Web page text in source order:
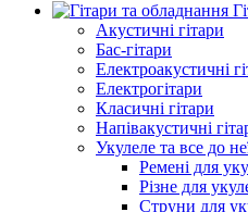
Акустичні гітари
Бас-гітари
Електроакустичні
Електрогітари
Класичні гітари
Напівакустичні
Укулеле та все до
Ремені для
Різне для
Струни для